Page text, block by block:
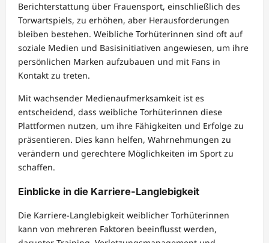
Berichterstattung über Frauensport, einschließlich des
Torwartspiels, zu erhöhen, aber Herausforderungen
bleiben bestehen. Weibliche Torhüterinnen sind oft auf
soziale Medien und Basisinitiativen angewiesen, um ihre
persönlichen Marken aufzubauen und mit Fans in
Kontakt zu treten.
Mit wachsender Medienaufmerksamkeit ist es
entscheidend, dass weibliche Torhüterinnen diese
Plattformen nutzen, um ihre Fähigkeiten und Erfolge zu
präsentieren. Dies kann helfen, Wahrnehmungen zu
verändern und gerechtere Möglichkeiten im Sport zu
schaffen.
Einblicke in die Karriere-Langlebigkeit
Die Karriere-Langlebigkeit weiblicher Torhüterinnen
kann von mehreren Faktoren beeinflusst werden,